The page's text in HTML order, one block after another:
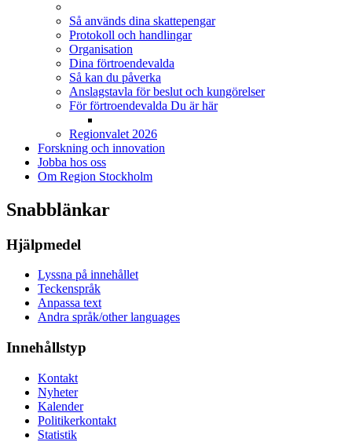
Så används dina skattepengar
Protokoll och handlingar
Organisation
Dina förtroendevalda
Så kan du påverka
Anslagstavla för beslut och kungörelser
För förtroendevalda Du är här
Regionvalet 2026
Forskning och innovation
Jobba hos oss
Om Region Stockholm
Snabblänkar
Hjälpmedel
Lyssna på innehållet
Teckenspråk
Anpassa text
Andra språk/other languages
Innehållstyp
Kontakt
Nyheter
Kalender
Politikerkontakt
Statistik